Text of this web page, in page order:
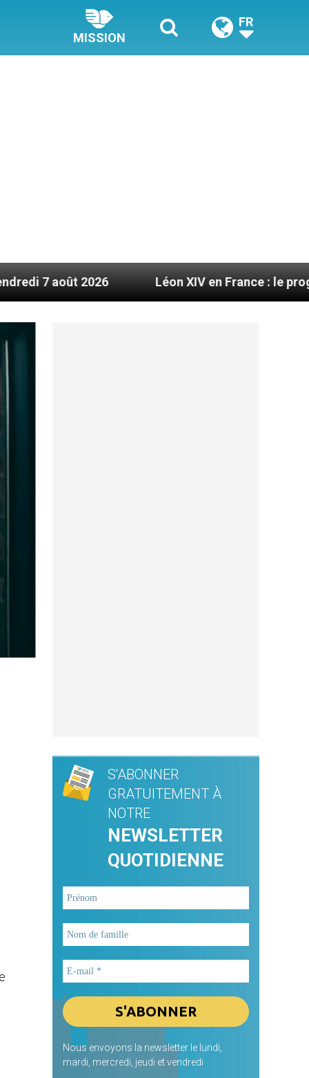
MISSION
FR
Léon XIV en France : le programme
S'ABONNER
GRATUITEMENT À
NOTRE
NEWSLETTER
QUOTIDIENNE
Nous envoyons la newsletter le lundi,
mardi, mercredi, jeudi et vendredi